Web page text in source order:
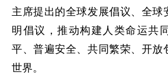
主席提出的全球发展倡议、全球
明倡议，推动构建人类命运共
平、普遍安全、共同繁荣、开放
世界。